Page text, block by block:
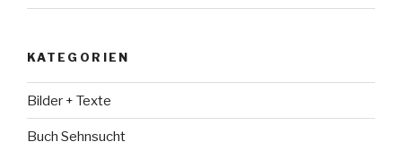
KATEGORIEN
Bilder + Texte
Buch Sehnsucht